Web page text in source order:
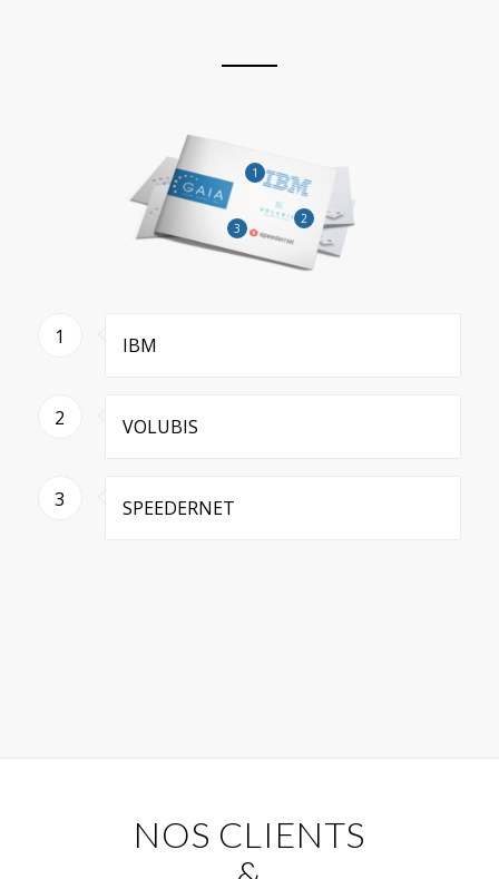
1
2
3
1 IBM
2 VOLUBIS
3 SPEEDERNET
NOS CLIENTS